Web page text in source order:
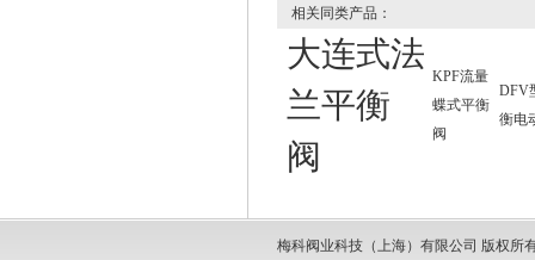
相关同类产品：
大连式法
兰平衡
阀
KPF流量
蝶式平衡
阀
DFV
衡电
梅科阀业科技（上海）有限公司 版权所